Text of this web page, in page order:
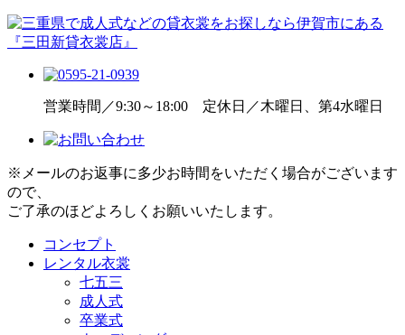
営業時間／9:30～18:00 定休日／木曜日、第4水曜日
※メールのお返事に多少お時間をいただく場合がございます
ので、
ご了承のほどよろしくお願いいたします。
コンセプト
レンタル衣裳
七五三
成人式
卒業式